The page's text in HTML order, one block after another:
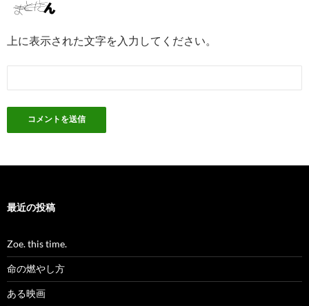
上に表示された文字を入力してください。
最近の投稿
Zoe. this time.
命の燃やし方
ある映画